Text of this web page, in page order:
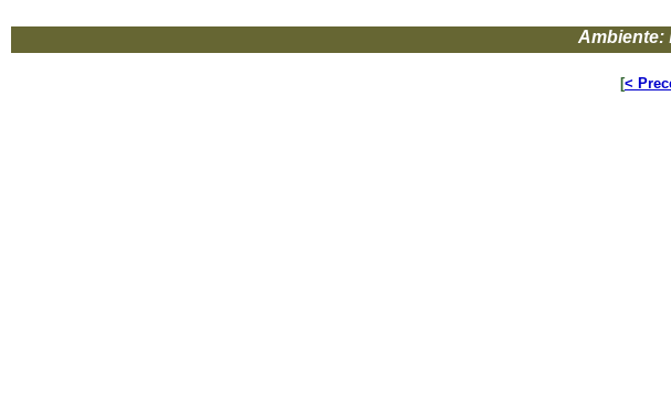
Ambiente:
[<